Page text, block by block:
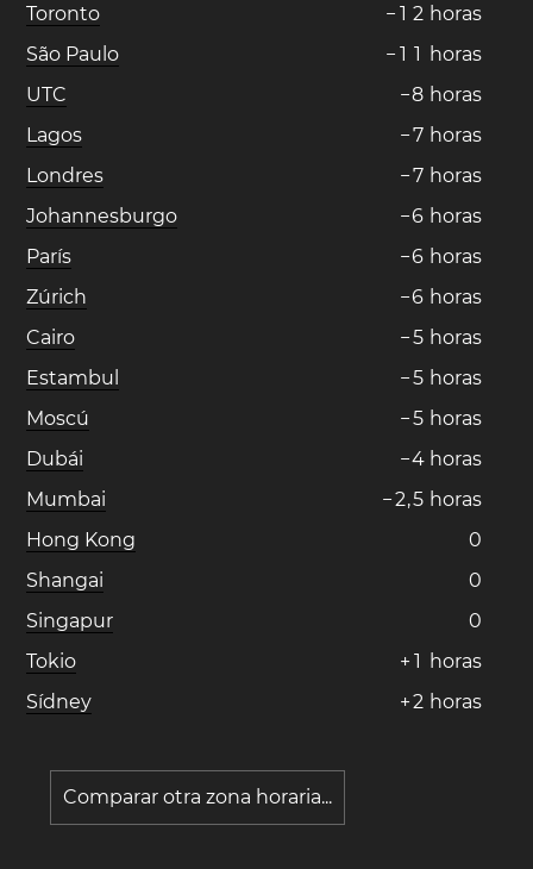
Toronto
− 1 2 horas
São Paulo
− 1 1 horas
UTC
−8 horas
Lagos
−7 horas
Londres
−7 horas
Johannesburgo
−6 horas
París
−6 horas
Zúrich
−6 horas
Cairo
−5 horas
Estambul
−5 horas
Moscú
−5 horas
Dubái
−4 horas
Mumbai
−2,5 horas
Hong Kong
0
Shangai
0
Singapur
0
Tokio
+ 1 horas
Sídney
+2 horas
Comparar otra zona horaria...